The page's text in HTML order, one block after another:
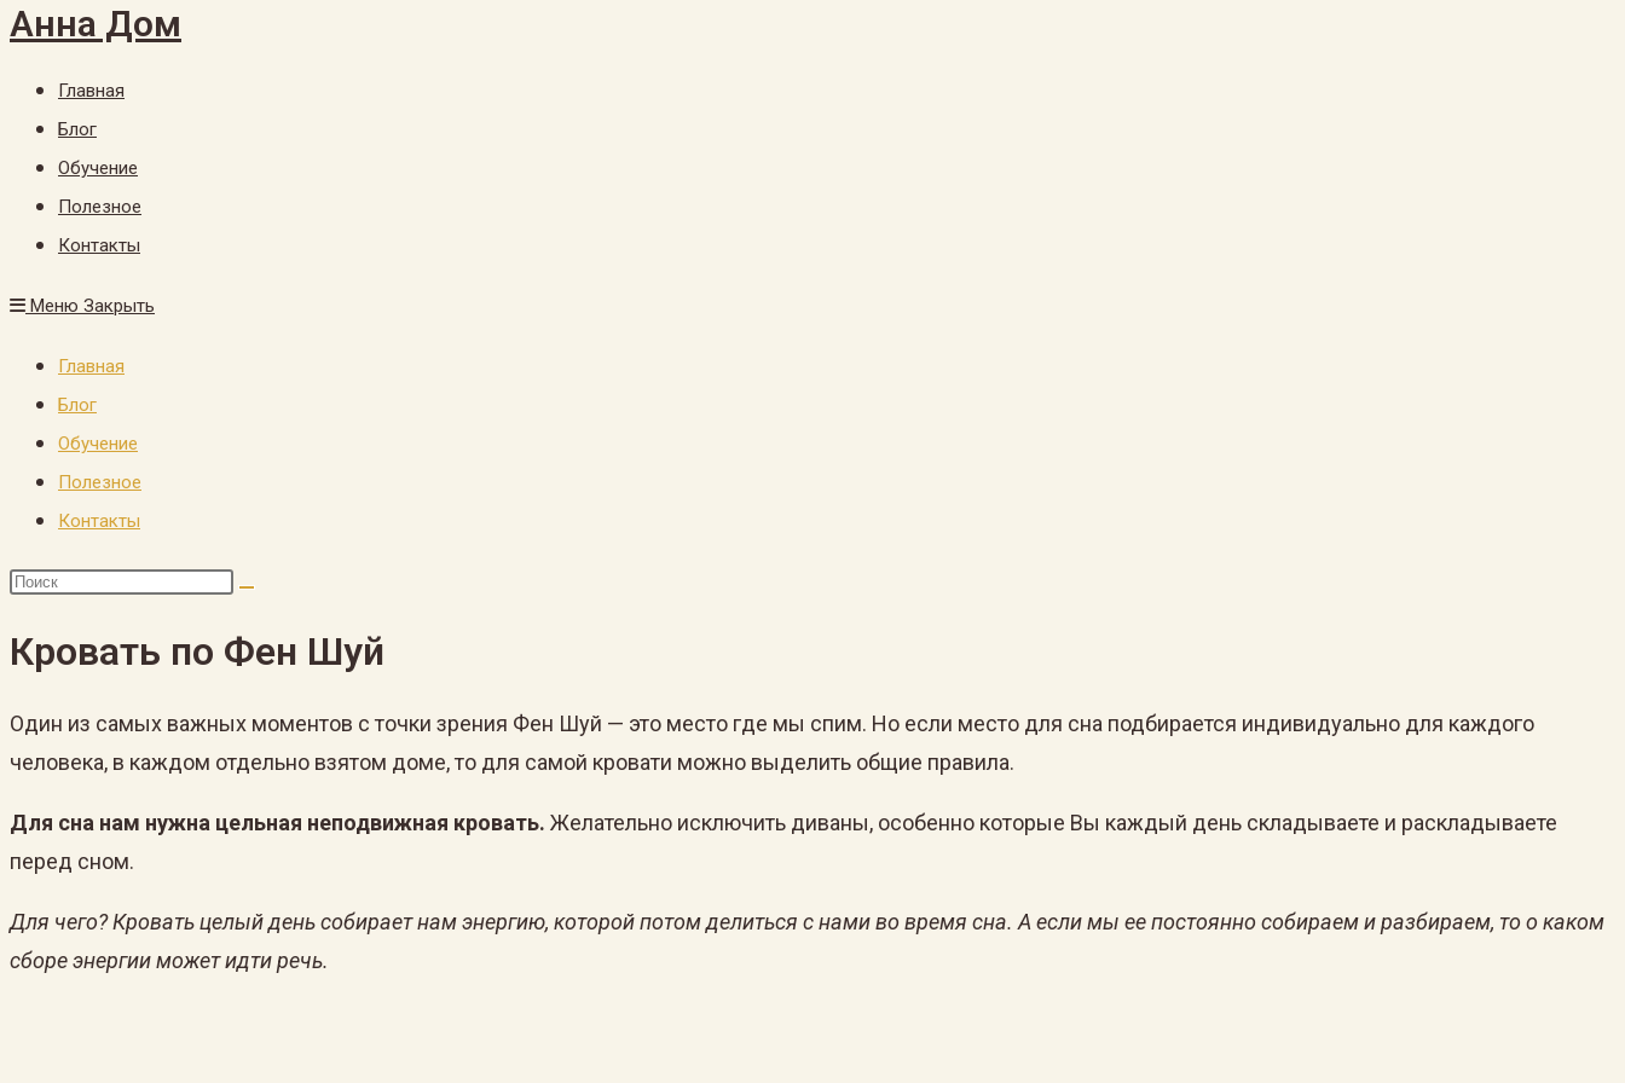
Анна Дом
Главная
Блог
Обучение
Полезное
Контакты
Меню Закрыть
Главная
Блог
Обучение
Полезное
Контакты
Кровать по Фен Шуй
Один из самых важных моментов с точки зрения Фен Шуй — это место где мы спим. Но если место для сна подбирается индивидуально для каждого
человека, в каждом отдельно взятом доме, то для самой кровати можно выделить общие правила.
Для сна нам нужна цельная неподвижная кровать. Желательно исключить диваны, особенно которые Вы каждый день складываете и раскладываете
перед сном.
Для чего? Кровать целый день собирает нам энергию, которой потом делиться с нами во время сна. А если мы ее постоянно собираем и разбираем, то о каком
сборе энергии может идти речь.